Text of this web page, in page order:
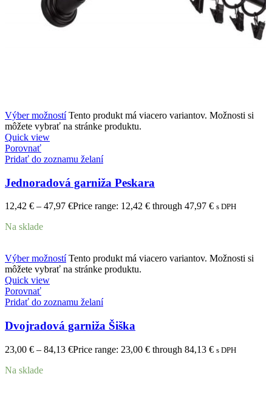
Výber možností Tento produkt má viacero variantov. Možnosti si
môžete vybrať na stránke produktu.
Quick view
Porovnať
Pridať do zoznamu želaní
Jednoradová garniža Peskara
12,42 € – 47,97 €Price range: 12,42 € through 47,97 € s DPH
Na sklade
Výber možností Tento produkt má viacero variantov. Možnosti si
môžete vybrať na stránke produktu.
Quick view
Porovnať
Pridať do zoznamu želaní
Dvojradová garniža Šiška
23,00 € – 84,13 €Price range: 23,00 € through 84,13 € s DPH
Na sklade